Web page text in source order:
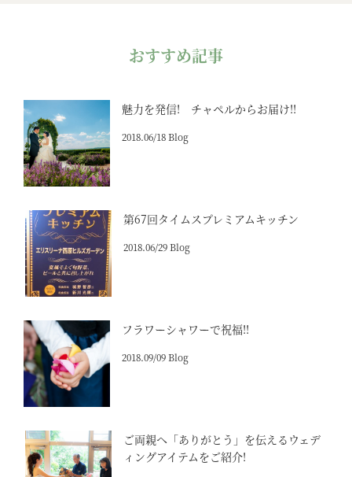
おすすめ記事
魅力を発信! チャペルからお届け!!
2018.06/18 Blog
第67回タイムスプレミアムキッチン
2018.06/29 Blog
フラワーシャワーで祝福!!
2018.09/09 Blog
ご両親へ「ありがとう」を伝えるウェデ
ィングアイテムをご紹介!